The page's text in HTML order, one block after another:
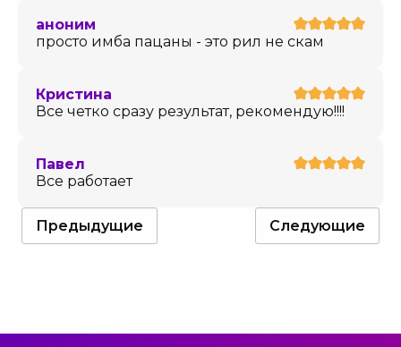
аноним
просто имба пацаны - это рил не скам
Кристина
Все четко сразу результат, рекомендую!!!!
Павел
Все работает
Предыдущие Следующие